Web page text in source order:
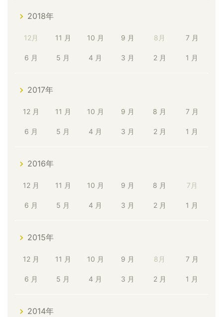
2018年
12月 11 月 10 月 9 月 8月 7 月
6 月 5 月 4 月 3 月 2 月 1 月
2017年
12 月 11 月 10 月 9 月 8 月 7 月
6 月 5 月 4 月 3 月 2 月 1 月
2016年
12 月 11 月 10 月 9 月 8 月 7月
6 月 5 月 4 月 3 月 2 月 1 月
2015年
12 月 11 月 10 月 9 月 8月 7 月
6 月 5 月 4 月 3 月 2 月 1 月
2014年